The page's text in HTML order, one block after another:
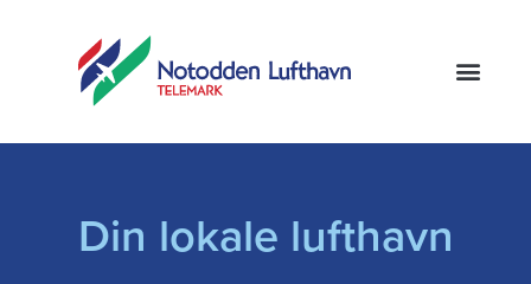
Din lokale lufthavn